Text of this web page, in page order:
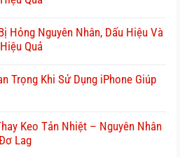
Hỏng Nguyên Nhân, Dấu Hiệu Và
Quả
Trọng Khi Sử Dụng iPhone Giúp
Keo Tản Nhiệt – Nguyên Nhân
Lag